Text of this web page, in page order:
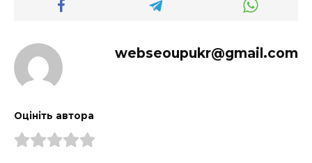
webseoupukr@gmail.com
Оцініть автора